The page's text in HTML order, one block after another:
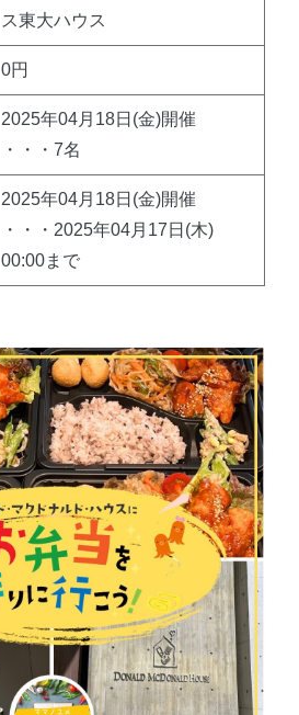
ス東大ハウス
0円
2025年04月18日(金)開催
・・・7名
2025年04月18日(金)開催
・・・2025年04月17日(木)
00:00まで